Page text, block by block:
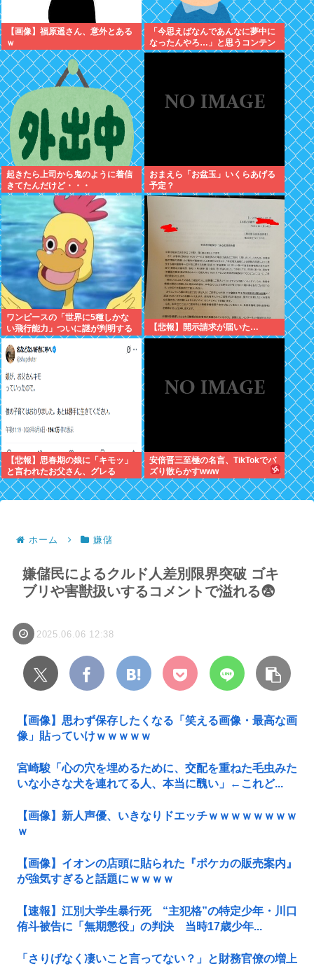
【画像】福原遥さん、意外とある
ｗ
「今思えばなんであんなに夢中に
なったんやろ…」と思うコンテン
ツ
起きたら上司から鬼のように着信
きてたんだけど・・・
おまえら「お盆玉」いくらあげる
予定？
ワンピースの「世界に5種しかな
い飛行能力」ついに謎が判明する
www
【悲報】開示請求が届いた…
【悲報】思春期の娘に「キモッ」
と言われたお父さん、グレる
安倍晋三至極の名言、TikTokでバ
ズり散らかすwww
ホーム 嫌儲
嫌儲民によるクルド人差別限界突破 ゴキ
ブリや害獣扱いするコメントで溢れる😨
2025.06.06 12:38
【画像】思わず保存したくなる「笑える画像・最高な画
像」貼っていけｗｗｗｗｗ
宮崎駿「心の穴を埋めるために、交配を重ねた毛虫みた
いな小さな犬を連れてる人、本当に醜い」←これど...
【画像】新人声優、いきなりドエッチｗｗｗｗｗｗｗｗ
ｗ
【画像】イオンの店頭に貼られた『ポケカの販売案内』
が強気すぎると話題にｗｗｗｗ
【速報】江別大学生暴行死 “主犯格”の特定少年・川口
侑斗被告に「無期懲役」の判決 当時17歳少年...
「さりげなく凄いこと言ってない？」と財務官僚の増上